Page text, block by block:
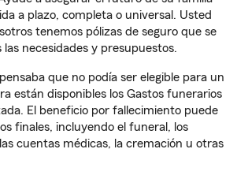
a plazo, completa o universal. Usted
tenemos pólizas de seguro que se
necesidades y presupuestos.
que no podía ser elegible para un
están disponibles los Gastos funerarios
El beneficio por fallecimiento puede
finales, incluyendo el funeral, los
cuentas médicas, la cremación u otras